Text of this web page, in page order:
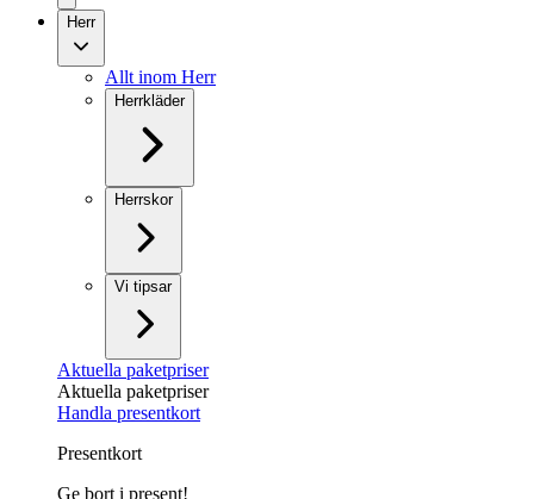
Herr
Allt inom Herr
Herrkläder
Herrskor
Vi tipsar
Aktuella paketpriser
Aktuella paketpriser
Handla presentkort
Presentkort
Ge bort i present!